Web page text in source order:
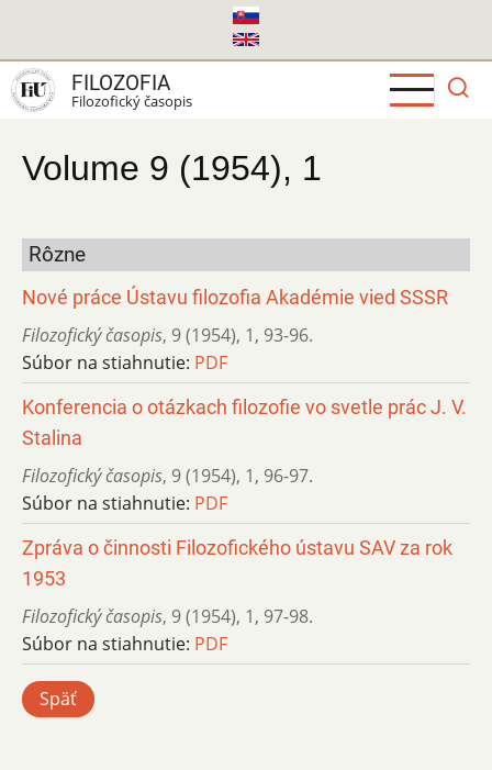
hlavný
obsah
FILOZOFIA
Filozofický časopis
Volume 9 (1954), 1
Rôzne
Nové práce Ústavu filozofia Akadémie vied SSSR
Filozofický časopis, 9 (1954), 1, 93-96.
Súbor na stiahnutie: PDF
Konferencia o otázkach filozofie vo svetle prác J. V.
Stalina
Filozofický časopis, 9 (1954), 1, 96-97.
Súbor na stiahnutie: PDF
Zpráva o činnosti Filozofického ústavu SAV za rok
1953
Filozofický časopis, 9 (1954), 1, 97-98.
Súbor na stiahnutie: PDF
Späť